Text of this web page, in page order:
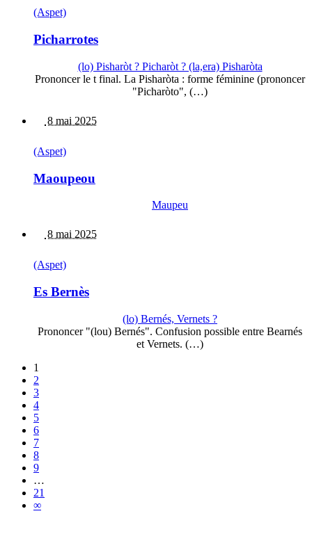
(Aspet)
Picharrotes
(lo) Pisharòt ? Picharòt ? (la,era) Pisharòta
Prononcer le t final. La Pisharòta : forme féminine (prononcer
"Picharòto", (…)
8 mai 2025
(Aspet)
Maoupeou
Maupeu
8 mai 2025
(Aspet)
Es Bernès
(lo) Bernés, Vernets ?
Prononcer "(lou) Bernés". Confusion possible entre Bearnés
et Vernets. (…)
1
2
3
4
5
6
7
8
9
…
21
∞